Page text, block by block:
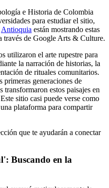
e Historia de Colombia
para estudiar el sitio,
Antioquia están mostrando estas
través de Google Arts & Culture.
utilizaron el arte rupestre para
la narración de historias, la
de rituales comunitarios.
primeras generaciones de
transformaron estos paisajes en
sitio casi puede verse como
plataforma para compartir
que te ayudarán a conectar
Buscando en la